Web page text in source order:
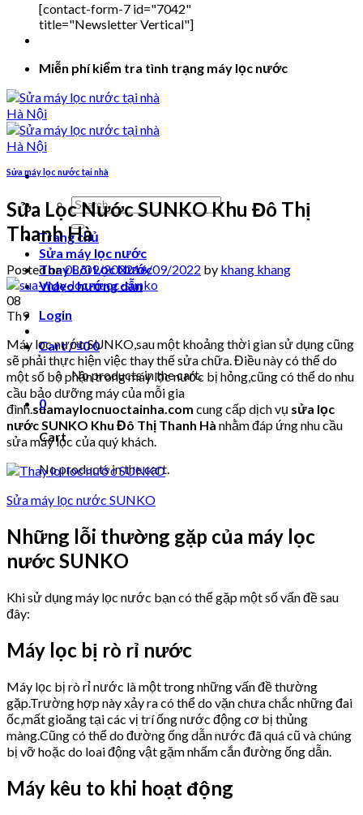
[contact-form-7 id="7042"
title="Newsletter Vertical"]
Miễn phí kiểm tra tình trạng máy lọc nước
Search
for:
Trang chủ
Sửa máy lọc nước
Thay Lõi Lọc Nước
Video hướng dẫn
Login
Cart /₫00
No products in the cart.
0
Cart
No products in the cart.
Sửa máy lọc nước tại nhà
Sửa Lọc Nước SUNKO Khu Đô Thị
Thanh Hà
Posted on08/09/202216/09/2022 by khang khang
08
Th9
Máy lọc nước SUNKO,sau một khoảng thời gian sử dụng cũng
sẽ phải thực hiện việc thay thế sửa chữa. Điều này có thể do
một số bộ phận trong máy lọc nước bị hỏng,cũng có thể do nhu
cầu bảo dưỡng máy của mỗi gia
đình.suamaylocnuoctainha.com cung cấp dịch vụ sửa lọc
nước SUNKO Khu Đô Thị Thanh Hà nhằm đáp ứng nhu cầu
sửa máy lọc của quý khách.
Sửa máy lọc nước SUNKO
Những lỗi thường gặp của máy lọc
nước SUNKO
Khi sử dụng máy lọc nước bạn có thể gặp một số vấn đề sau
đây:
Máy lọc bị rò rỉ nước
Máy lọc bị rò rỉ nước là một trong những vấn đề thường
gặp.Trường hợp này xảy ra có thể do vặn chưa chắc những đai
ốc,mất gioăng tại các vị trí ống nước động cơ bị thủng
màng.Cũng có thể do đường ống dẫn nước đã quá cũ và chúng
bị vỡ hoặc do loai động vật gặm nhấm cắn đường ống dẫn.
Máy kêu to khi hoạt động